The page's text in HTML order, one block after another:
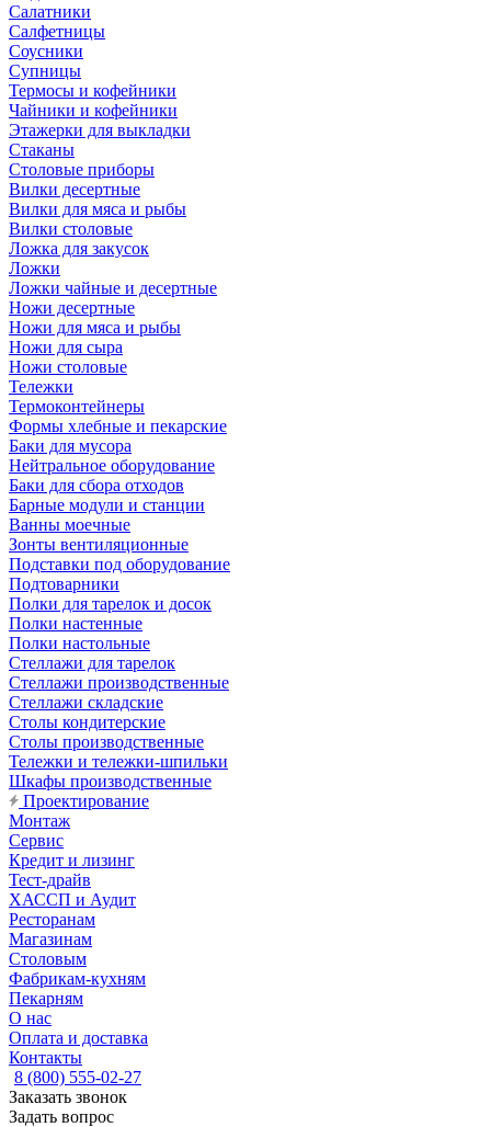
Салатники
Салфетницы
Соусники
Супницы
Термосы и кофейники
Чайники и кофейники
Этажерки для выкладки
Стаканы
Столовые приборы
Вилки десертные
Вилки для мяса и рыбы
Вилки столовые
Ложка для закусок
Ложки
Ложки чайные и десертные
Ножи десертные
Ножи для мяса и рыбы
Ножи для сыра
Ножи столовые
Тележки
Термоконтейнеры
Формы хлебные и пекарские
Баки для мусора
Нейтральное оборудование
Баки для сбора отходов
Барные модули и станции
Ванны моечные
Зонты вентиляционные
Подставки под оборудование
Подтоварники
Полки для тарелок и досок
Полки настенные
Полки настольные
Стеллажи для тарелок
Стеллажи производственные
Стеллажи складские
Столы кондитерские
Столы производственные
Тележки и тележки-шпильки
Шкафы производственные
Проектирование
Монтаж
Сервис
Кредит и лизинг
Тест-драйв
ХАССП и Аудит
Ресторанам
Магазинам
Столовым
Фабрикам-кухням
Пекарням
О нас
Оплата и доставка
Контакты
8 (800) 555-02-27
Заказать звонок
Задать вопрос